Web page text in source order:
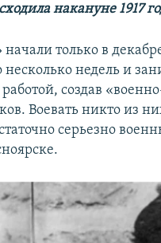
накануне 1917
только в
несколько недель и
создав
Воевать никто из
серьезно